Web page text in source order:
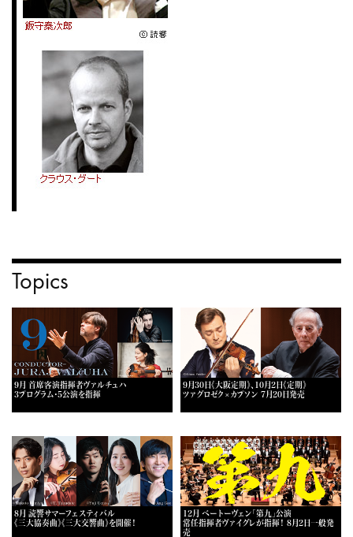
Topics
9月 首席客演指揮者ヴァルチュハ
3プログラム・5公演を指揮
9月30日《大阪定期》、10月2日《定期》
ツァグロゼク×カプソン 7月20日発売
8月 読響サマーフェスティバル
《三大協奏曲》《三大交響曲》を開催！
12月 ベートーヴェン「第九」公演
常任指揮者ヴァイグレが指揮！ 8月2日一般発
売